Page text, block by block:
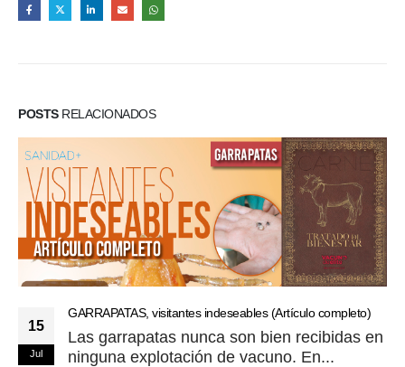
POSTSRELACIONADOS
15
Jul
GARRAPATAS, visitantes indeseables (Artículo completo)
Las garrapatas nunca son bien recibidas en
ninguna explotación de vacuno. En...